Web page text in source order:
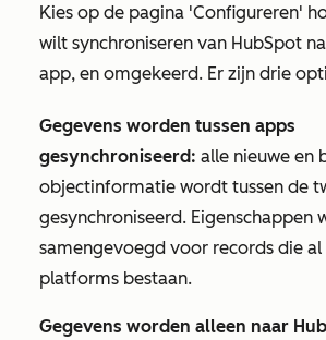
Kies op de pagina 'Configureren'
wilt synchroniseren van HubSpot
app, en omgekeerd. Er zijn drie
Gegevens worden tussen apps
gesynchroniseerd: alle nieuwe en
objectinformatie wordt tussen de
gesynchroniseerd. Eigenschappen
samengevoegd voor records die
platforms bestaan.
Gegevens worden alleen naar